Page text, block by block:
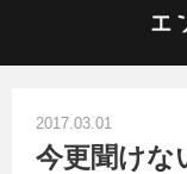
Linux入門
今更聞けない！Linux
2017.03.01
今更聞けな